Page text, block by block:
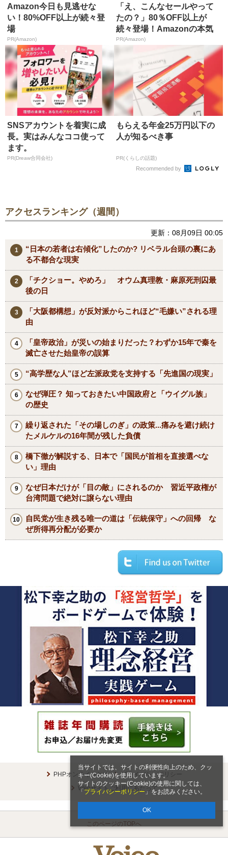
当サイトでは、サイトの利便性向上のため、クッ
キー(Cookie)を使用しています。
サイトのクッキー(Cookie)の使用に関しては、
「 プライバシーポリシー 」をお読みください。
OK
Amazon今日も見逃せな
い！80%OFF以上が続々登
場
PR(Amazon)
「え、こんなセールやって
たの？」80％OFF以上が
続々登場！Amazonの本気
が...
PR(Amazon)
SNSアカウントを着実に成
長。実はみんなココ使って
ます。
PR(Dreaw合同会社)
もらえる年金25万円以下の
人が知るべき事
PR(くらしの話題)
Recommended by
アクセスランキング（週間）
更新：08月09日 00:05
“日本の若者は右傾化”したのか? リベラル台頭の裏にあ
る不都合な現実
「チクショー。やめろ」 オウム真理教・麻原死刑囚最
後の日
「大阪都構想」が反対派からこれほど“毛嫌い”される理
由
「皇帝政治」が災いの始まりだった？わずか15年で秦を
滅亡させた始皇帝の誤算
“高学歴な人”ほど左派政党を支持する「先進国の現実」
なぜ弾圧？ 知っておきたい中国政府と「ウイグル族」
の歴史
繰り返された「その場しのぎ」の政策...痛みを避け続け
たメルケルの16年間が残した負債
橋下徹が解説する、日本で「国民が首相を直接選べな
い」理由
なぜ日本だけが「目の敵」にされるのか 習近平政権が
台湾問題で絶対に譲らない理由
自民党が生き残る唯一の道は「伝統保守」への回帰 な
ぜ所得再分配が必要か
PHPオンラインとは
プライバシーポリシー
Webサイトご利用にあたって
このページのTOPへ